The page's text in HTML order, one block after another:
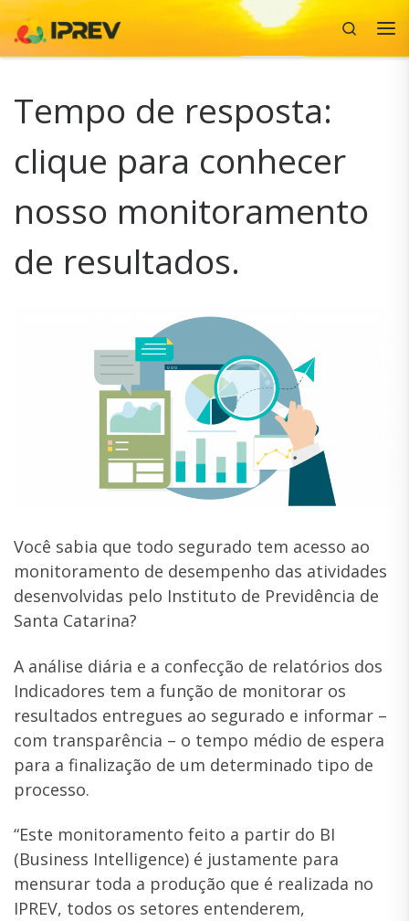
Skip to content
Search
Tempo de resposta:
clique para conhecer
nosso monitoramento
de resultados.
Você sabia que todo segurado tem acesso ao
monitoramento de desempenho das atividades
desenvolvidas pelo Instituto de Previdência de
Santa Catarina?
A análise diária e a confecção de relatórios dos
Indicadores tem a função de monitorar os
resultados entregues ao segurado e informar –
com transparência – o tempo médio de espera
para a finalização de um determinado tipo de
processo.
“Este monitoramento feito a partir do BI
(Business Intelligence) é justamente para
mensurar toda a produção que é realizada no
IPREV, todos os setores entenderem,